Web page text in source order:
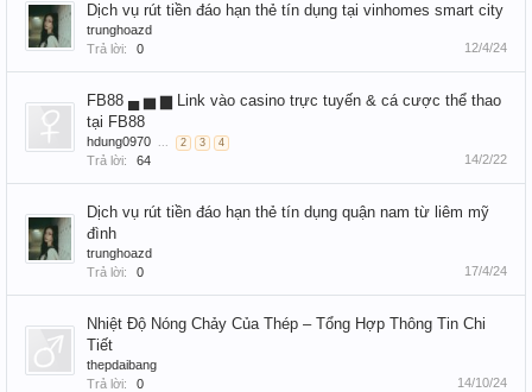
Dịch vụ rút tiền đáo hạn thẻ tín dụng tại vinhomes smart city
trunghoazd
Trả lời:
0 12/4/24
FB88 ▄ ▅ ▆ Link vào casino trực tuyến & cá cược thể thao
tại FB88
hdung0970 ... 2 3 4
Trả lời: 64 14/2/22
Dịch vụ rút tiền đáo hạn thẻ tín dụng quận nam từ liêm mỹ
đình
trunghoazd
Trả lời:
0 17/4/24
Nhiệt Độ Nóng Chảy Của Thép – Tổng Hợp Thông Tin Chi
Tiết
thepdaibang
Trả lời:
0 14/10/24